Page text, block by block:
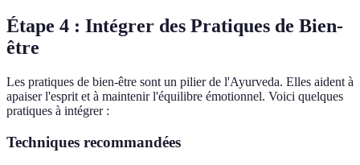
Étape 4 : Intégrer des Pratiques de Bien-
être
Les pratiques de bien-être sont un pilier de l'Ayurveda. Elles aident à
apaiser l'esprit et à maintenir l'équilibre émotionnel. Voici quelques
pratiques à intégrer :
Techniques recommandées